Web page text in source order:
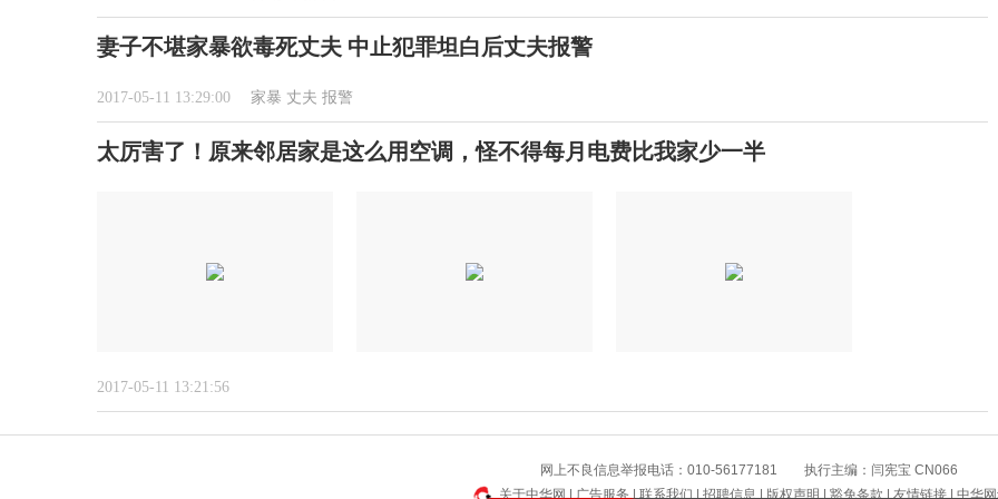
妻子不堪家暴欲毒死丈夫 中止犯罪坦白后丈夫报警
2017-05-11 13:29:00 家暴 丈夫 报警
太厉害了！原来邻居家是这么用空调，怪不得每月电费比我家少一半
2017-05-11 13:21:56
网上不良信息举报电话：010-56177181 执行主编：闫宪宝 CN066
关于中华网|广告服务|联系我们|招聘信息|版权声明|豁免条款|友情链接|中华
景区增设网红打卡景观 受访者感觉“不
也门胡塞武装称一天内袭击两艘沙特